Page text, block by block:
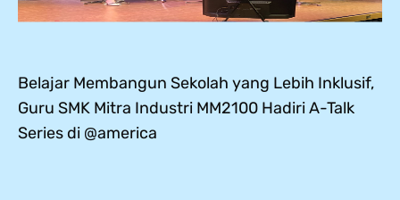
Belajar Membangun Sekolah yang Lebih Inklusif,
Guru SMK Mitra Industri MM2100 Hadiri A-Talk
Series di @america